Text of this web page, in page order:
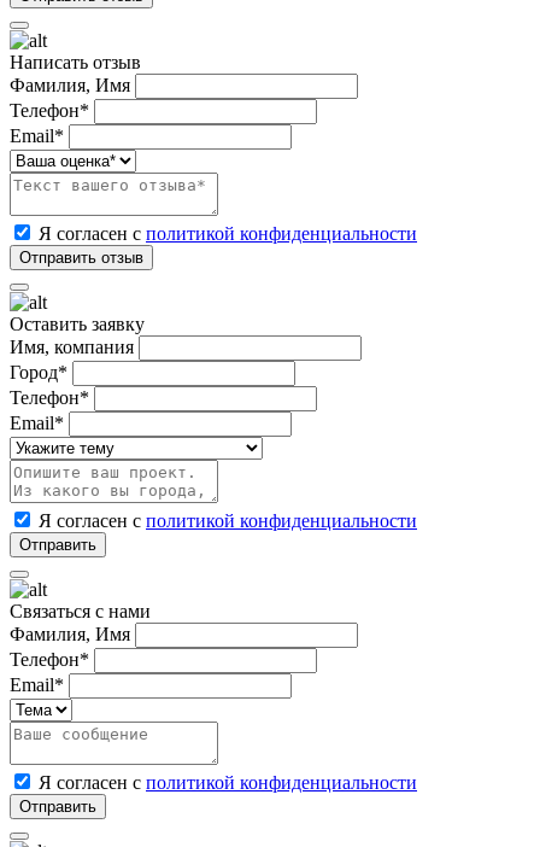
Написать отзыв
Фамилия, Имя
Телефон*
Email*
Я согласен с политикой конфиденциальности
Оставить заявку
Имя, компания
Город*
Телефон*
Email*
Я согласен с политикой конфиденциальности
Связаться с нами
Фамилия, Имя
Телефон*
Email*
Я согласен с политикой конфиденциальности